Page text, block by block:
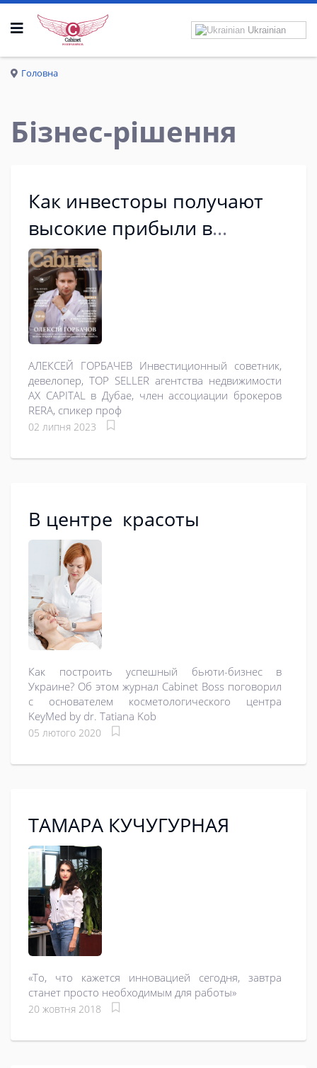
РОЗПРАВКРИЛА
Ukrainian
Головна
Бізнес-рішення
Как инвесторы получают
высокие прибыли в
условиях экономической
турбулентности
АЛЕКСЕЙ ГОРБАЧЕВ Инвестиционный советник,
девелопер, TOP SELLER агентства недвижимости
AX CAPITAL в Дубае, член ассоциации брокеров
RERA, спикер проф
02 липня 2023
В центре красоты
Как построить успешный бьюти-бизнес в
Украине? Об этом журнал Cabinet Boss поговорил
с основателем косметологического центра
KeyMed by dr. Tatiana Kob
05 лютого 2020
ТАМАРА КУЧУГУРНАЯ
«То, что кажется инновацией сегодня, завтра
станет просто необходимым для работы»
20 жовтня 2018